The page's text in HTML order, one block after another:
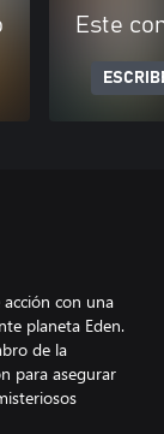
Este
acción con una
planeta Eden.
de la
para asegurar